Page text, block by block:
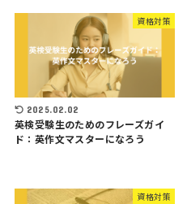
資格対策
2025.02.02
英検受験生のためのフレーズガイ
ド：英作文マスターになろう
資格対策